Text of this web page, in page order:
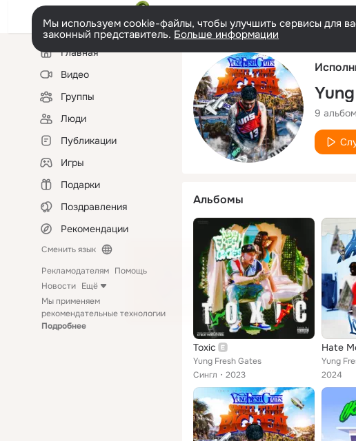
Мы используем cookie-файлы, чтобы улучшить сервисы для
законный представитель. Больше информации
Левая
колонкаГлавная
Видео
Группы
Люди
Публикации
Игры
Подарки
Поздравления
Рекомендации
Сменить язык
Рекламодателям Помощь
Новости Ещё
Мы применяем
рекомендательные технологии
Подробнее
9
Альбомы
Toxic
Yung Fresh Gates
Сингл
2023
Yung
2024